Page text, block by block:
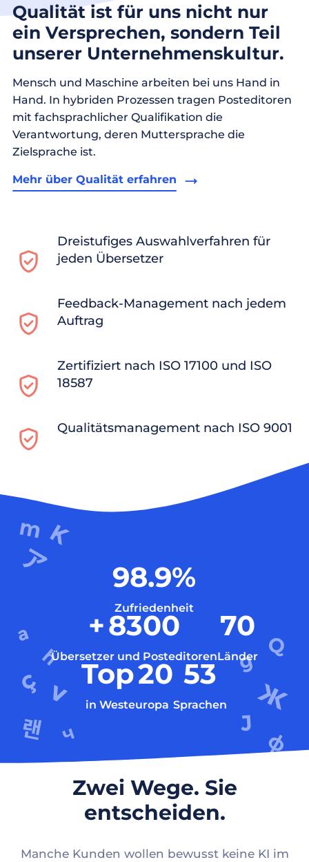
Qualität ist für uns nicht nur
ein Versprechen, sondern Teil
unserer Unternehmenskultur.
Mensch und Maschine arbeiten bei uns Hand in
Hand. In hybriden Prozessen tragen Posteditoren
mit fachsprachlicher Qualifikation die
Verantwortung, deren Muttersprache die
Zielsprache ist.
Mehr über Qualität erfahren
Dreistufiges Auswahlverfahren für
jeden Übersetzer
Feedback-Management nach jedem
Auftrag
Zertifiziert nach ISO 17100 und ISO
18587
Qualitätsmanagement nach ISO 9001
98.9%
Zufriedenheit
+8300
Übersetzer und Posteditoren
70
Länder
Top20
in Westeuropa
53
Sprachen
Zwei Wege. Sie
entscheiden.
Manche Kunden wollen bewusst keine KI im